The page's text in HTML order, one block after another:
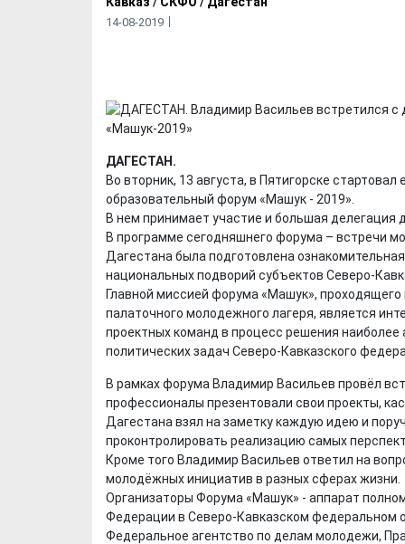
14-08-2019
ДАГЕСТАН.
Во вторник, 13 августа, в Пятигорске
образовательный форум «Машук - 2019».
В нем принимает участие и большая делегация
В программе сегодняшнего форума – встречи
Дагестана была подготовлена
национальных подворий субъектов Северо-
Главной миссией форума «Машук»,
палаточного молодежного лагеря, является
проектных команд в процесс решения
политических задач Северо-Кавказского
В рамках форума Владимир Васильев провёл
профессионалы презентовали свои проекты,
Дагестана взял на заметку каждую идею и
проконтролировать реализацию самых
Кроме того Владимир Васильев ответил на
молодёжных инициатив в разных сферах жизни.
Организаторы Форума «Машук» - аппарат
Федерации в Северо-Кавказском федеральном
Федеральное агентство по делам молодежи,